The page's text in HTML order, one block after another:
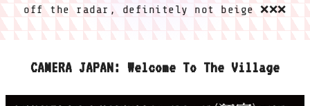
off the radar, definitely not beige ❌❌❌
CAMERA JAPAN: Welcome To The Village